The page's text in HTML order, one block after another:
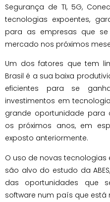
Segurança de TI, 5G,
tecnologias expoentes,
para as empresas que
mercado nos próximos
Um dos fatores que tem
Brasil é a sua baixa
eficientes para se
investimentos em
grande oportunidade para
os próximos anos, em
exposto anteriormente.
O uso de novas tecnologias
são alvo do estudo da
das oportunidades que
software num país que